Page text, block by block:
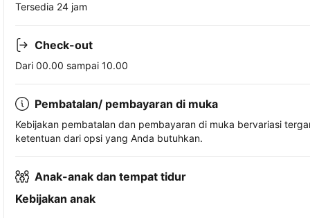
Tersedia 24 jam
Check-out
Dari 00.00 sampai 10.00
Pembatalan/ pembayaran di muka
Kebijakan pembatalan dan pembayaran di muka bervariasi
ketentuan dari opsi yang Anda butuhkan.
Anak-anak dan tempat tidur
Kebijakan anak